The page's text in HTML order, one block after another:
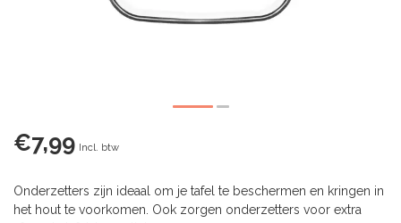
€7,99 Incl. btw
Onderzetters zijn ideaal om je tafel te beschermen en kringen in
het hout te voorkomen. Ook zorgen onderzetters voor extra